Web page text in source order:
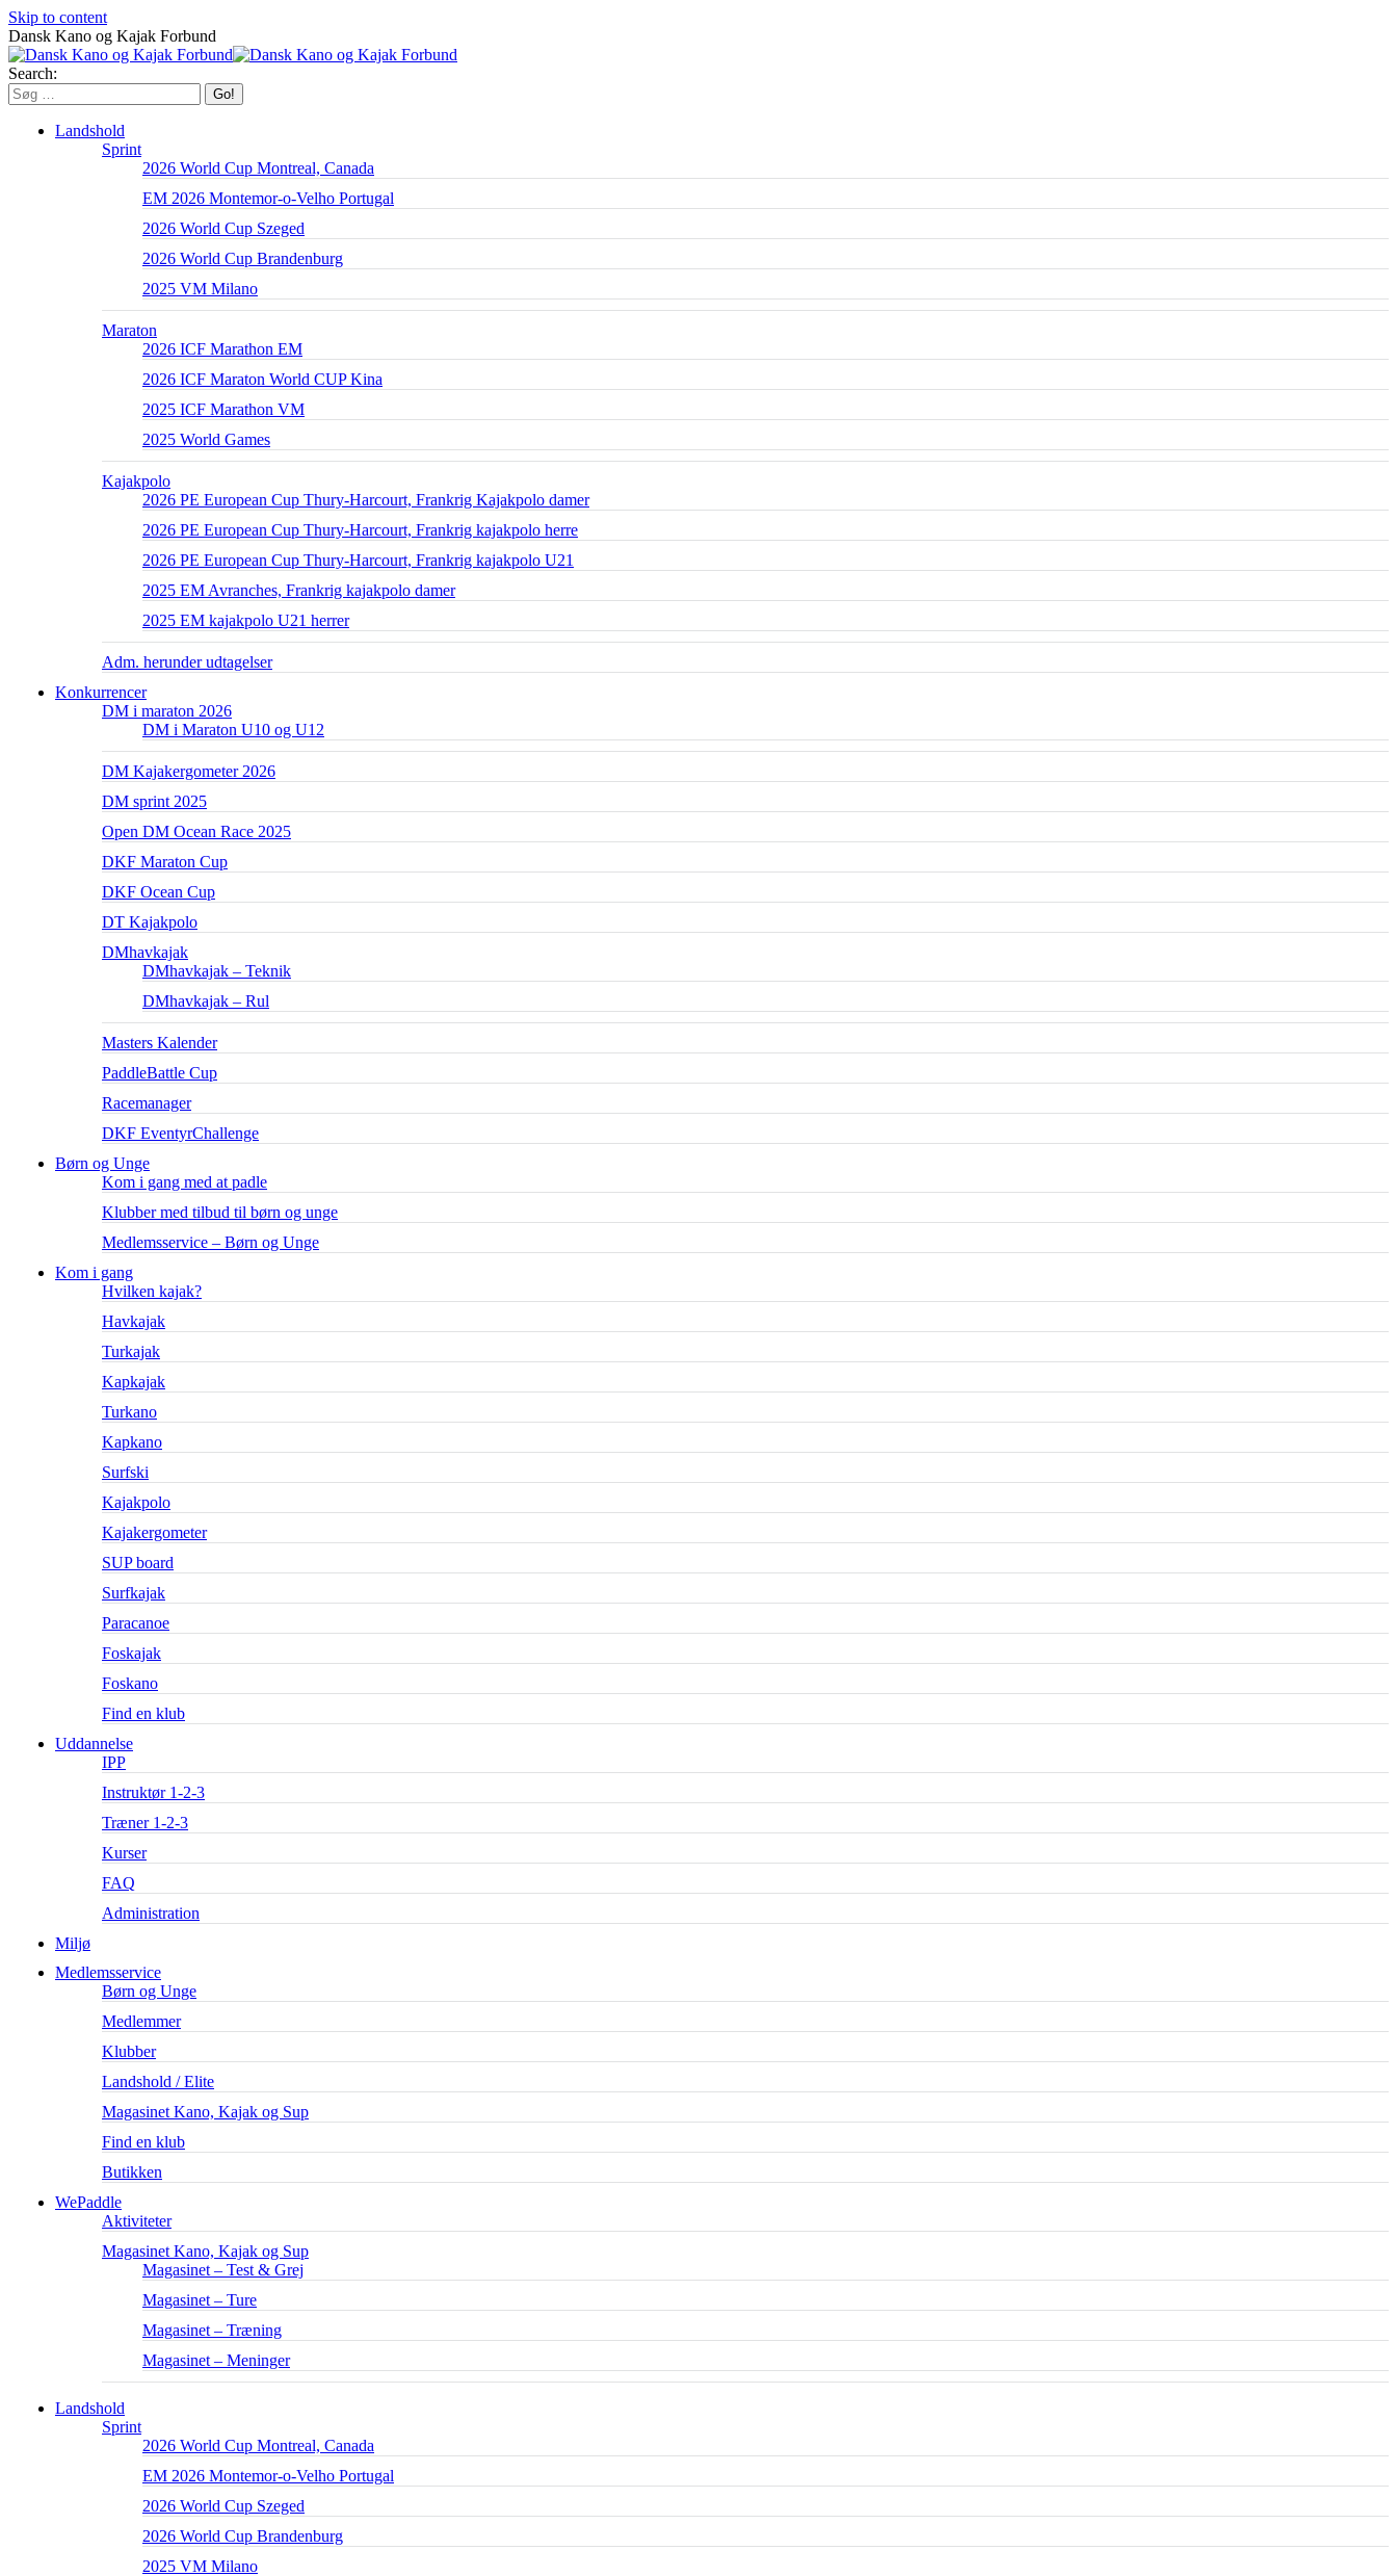
Skip to content
Dansk Kano og Kajak Forbund
Search:
Landshold
Sprint
2026 World Cup Montreal, Canada
EM 2026 Montemor-o-Velho Portugal
2026 World Cup Szeged
2026 World Cup Brandenburg
2025 VM Milano
Maraton
2026 ICF Marathon EM
2026 ICF Maraton World CUP Kina
2025 ICF Marathon VM
2025 World Games
Kajakpolo
2026 PE European Cup Thury-Harcourt, Frankrig Kajakpolo damer
2026 PE European Cup Thury-Harcourt, Frankrig kajakpolo herre
2026 PE European Cup Thury-Harcourt, Frankrig kajakpolo U21
2025 EM Avranches, Frankrig kajakpolo damer
2025 EM kajakpolo U21 herrer
Adm. herunder udtagelser
Konkurrencer
DM i maraton 2026
DM i Maraton U10 og U12
DM Kajakergometer 2026
DM sprint 2025
Open DM Ocean Race 2025
DKF Maraton Cup
DKF Ocean Cup
DT Kajakpolo
DMhavkajak
DMhavkajak – Teknik
DMhavkajak – Rul
Masters Kalender
PaddleBattle Cup
Racemanager
DKF EventyrChallenge
Børn og Unge
Kom i gang med at padle
Klubber med tilbud til børn og unge
Medlemsservice – Børn og Unge
Kom i gang
Hvilken kajak?
Havkajak
Turkajak
Kapkajak
Turkano
Kapkano
Surfski
Kajakpolo
Kajakergometer
SUP board
Surfkajak
Paracanoe
Foskajak
Foskano
Find en klub
Uddannelse
IPP
Instruktør 1-2-3
Træner 1-2-3
Kurser
FAQ
Administration
Miljø
Medlemsservice
Børn og Unge
Medlemmer
Klubber
Landshold / Elite
Magasinet Kano, Kajak og Sup
Find en klub
Butikken
WePaddle
Aktiviteter
Magasinet Kano, Kajak og Sup
Magasinet – Test & Grej
Magasinet – Ture
Magasinet – Træning
Magasinet – Meninger
Landshold
Sprint
2026 World Cup Montreal, Canada
EM 2026 Montemor-o-Velho Portugal
2026 World Cup Szeged
2026 World Cup Brandenburg
2025 VM Milano